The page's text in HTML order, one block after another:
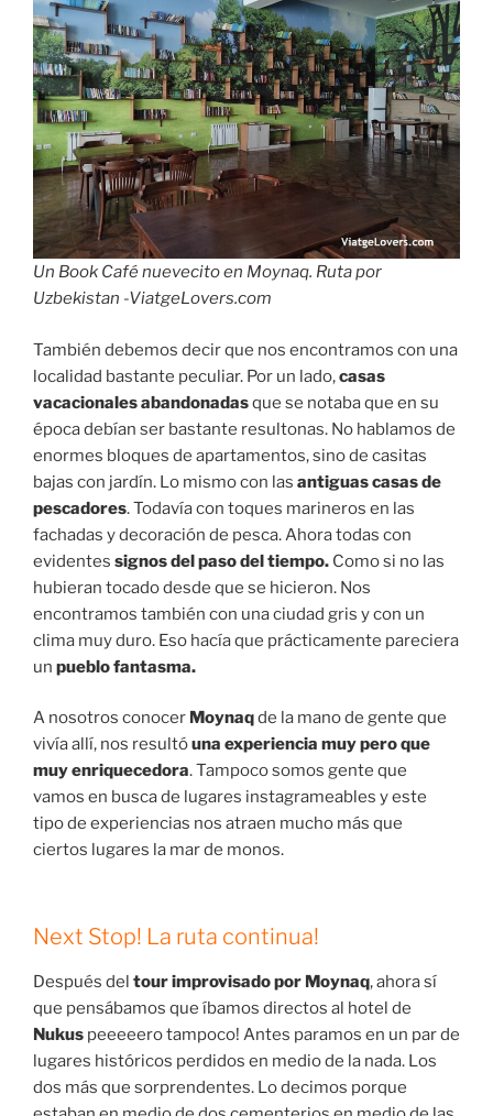
Un Book Café nuevecito en Moynaq. Ruta por
Uzbekistan -ViatgeLovers.com
También debemos decir que nos encontramos con una
localidad bastante peculiar. Por un lado,casas
vacacionales abandonadasque se notaba que en su
época debían ser bastante resultonas. No hablamos de
enormes bloques de apartamentos, sino de casitas
bajas con jardín. Lo mismo con las antiguas casas de
pescadores. Todavía con toques marineros en las
fachadas y decoración de pesca. Ahora todas con
evidentes signos del paso del tiempo. Como si no las
hubieran tocado desde que se hicieron. Nos
encontramos también con una ciudad gris y con un
clima muy duro. Eso hacía que prácticamente pareciera
un pueblo fantasma.
A nosotros conocer Moynaqde la mano de gente que
vivía allí, nos resultóuna experiencia muy pero que
muy enriquecedora. Tampoco somos gente que
vamos en busca de lugares instagrameables y este
tipo de experiencias nos atraen mucho más que
ciertos lugares la mar de monos.
Next Stop! La ruta continua!
Después del tour improvisado por Moynaq, ahora sí
que pensábamos que íbamos directos al hotel de
Nukus peeeeero tampoco! Antes paramos en un par de
lugares históricos perdidos en medio de la nada. Los
dos más que sorprendentes. Lo decimos porque